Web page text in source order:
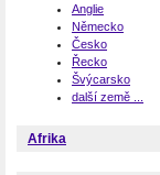
Anglie
Německo
Česko
Řecko
Švýcarsko
další země ...
Afrika